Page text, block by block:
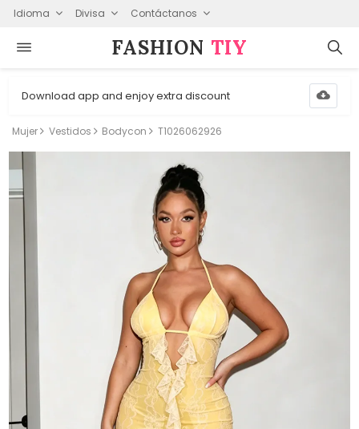
Idioma Divisa Contáctanos
FASHION⁠ TIY
Download app and enjoy extra discount
Mujer Vestidos Bodycon T1026062926